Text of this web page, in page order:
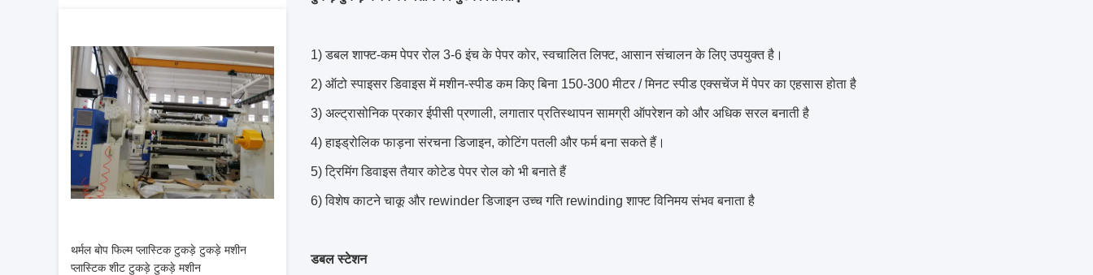
थर्मल बोप फिल्म प्लास्टिक टुकड़े टुकड़े मशीन
प्लास्टिक शीट टुकड़े टुकड़े मशीन
1) डबल शाफ्ट-कम पेपर रोल 3-6 इंच के पेपर कोर, स्वचालित लिफ्ट, आसान संचालन के लिए उपयुक्त है।
2) ऑटो स्पाइसर डिवाइस में मशीन-स्पीड कम किए बिना 150-300 मीटर / मिनट स्पीड एक्सचेंज में पेपर का एहसास होता है
3) अल्ट्रासोनिक प्रकार ईपीसी प्रणाली, लगातार प्रतिस्थापन सामग्री ऑपरेशन को और अधिक सरल बनाती है
4) हाइड्रोलिक फाड़ना संरचना डिजाइन, कोटिंग पतली और फर्म बना सकते हैं।
5) ट्रिमिंग डिवाइस तैयार कोटेड पेपर रोल को भी बनाते हैं
6) विशेष काटने चाकू और rewinder डिजाइन उच्च गति rewinding शाफ्ट विनिमय संभव बनाता है
डबल स्टेशन